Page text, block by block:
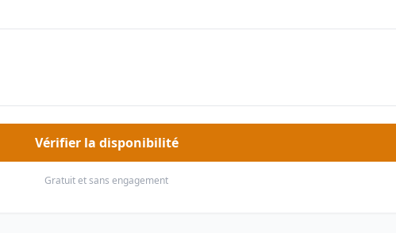
Vérifier la disponibilité
Gratuit et sans engagement